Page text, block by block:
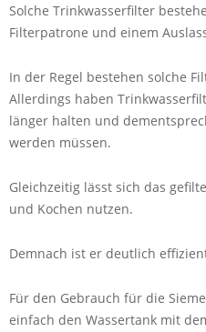
Solche Trinkwasserfilter
Filterpatrone und einem
In der Regel bestehen solche
Allerdings haben
länger halten und
werden müssen.
Gleichzeitig lässt sich das
und Kochen nutzen.
Demnach ist er deutlich
Für den Gebrauch für die
einfach den Wassertank mit